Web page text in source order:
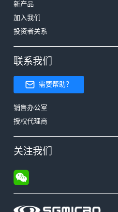
新产品
加入我们
投资者关系
联系我们
需要帮助？
销售办公室
授权代理商
关注我们